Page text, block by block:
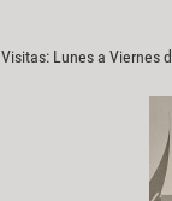
Visitas: Lunes a Viernes